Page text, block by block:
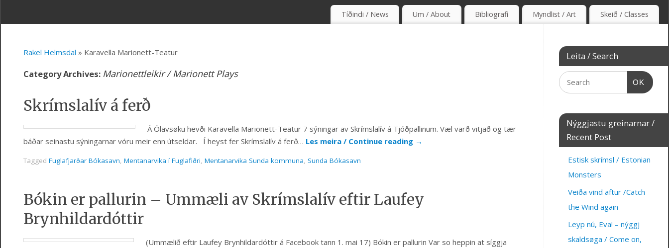
Tíðindi / News Um / About Bibliografi Myndlist / Art Skeið / Classes
Rakel Helmsdal » Karavella Marionett-Teatur
Category Archives: Marionettleikir / Marionett Plays
Skrímslalív á ferð
Á Ólavsøku hevði Karavella Marionett-Teatur 7 sýningar av Skrímslalív á Tjóðpallinum. Væl varð vitjað og tær
báðar seinastu sýningarnar vóru meir enn útseldar. Í heyst fer Skrímslalív á ferð… Les meira / Continue reading →
Tagged Fuglafjarðar Bókasavn, Mentanarvika í Fuglafiðri, Mentanarvika Sunda kommuna, Sunda Bókasavn
Bókin er pallurin – Ummæli av Skrímslalív eftir Laufey
Brynhildardóttir
(Ummælið eftir Laufey Brynhildardóttir á Facebook tann 1. mai 17) Bókin er pallurin Var so heppin at síggja
Leita / Search
OK
Nýggjastu greinarnar /
Recent Post
Estisk skrímsl / Estonian
Monsters
Veiða vind aftur /Catch
the Wind again
Leyp nú, Eva! – nýggj
skaldsøga / Come on,